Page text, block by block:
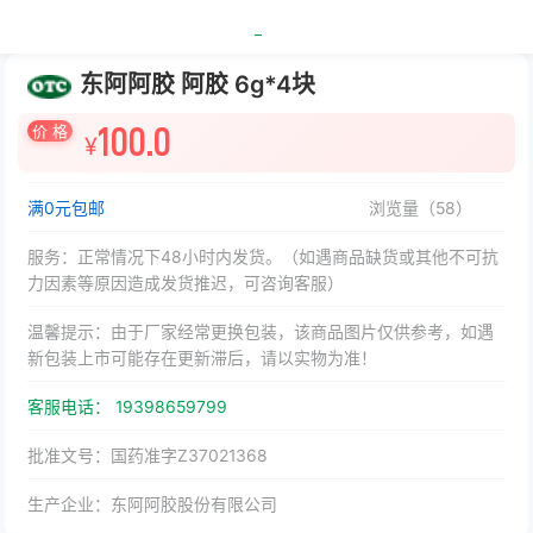
东阿阿胶 阿胶 6g*4块
价 格
¥100.0
满0元包邮 浏览量（58）
服务：正常情况下48小时内发货。（如遇商品缺货或其他不可抗
力因素等原因造成发货推迟，可咨询客服）
温馨提示：由于厂家经常更换包装，该商品图片仅供参考，如遇
新包装上市可能存在更新滞后，请以实物为准！
客服电话： 19398659799
批准文号：国药准字Z37021368
生产企业：东阿阿胶股份有限公司